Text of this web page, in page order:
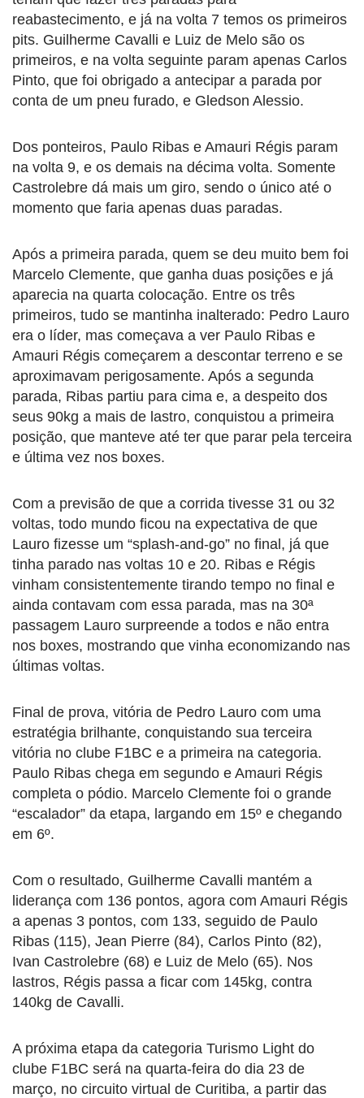
reabastecimento, e já na volta 7 temos os primeiros
pits. Guilherme Cavalli e Luiz de Melo são os
primeiros, e na volta seguinte param apenas Carlos
Pinto, que foi obrigado a antecipar a parada por
conta de um pneu furado, e Gledson Alessio.
Dos ponteiros, Paulo Ribas e Amauri Régis param
na volta 9, e os demais na décima volta. Somente
Castrolebre dá mais um giro, sendo o único até o
momento que faria apenas duas paradas.
Após a primeira parada, quem se deu muito bem foi
Marcelo Clemente, que ganha duas posições e já
aparecia na quarta colocação. Entre os três
primeiros, tudo se mantinha inalterado: Pedro Lauro
era o líder, mas começava a ver Paulo Ribas e
Amauri Régis começarem a descontar terreno e se
aproximavam perigosamente. Após a segunda
parada, Ribas partiu para cima e, a despeito dos
seus 90kg a mais de lastro, conquistou a primeira
posição, que manteve até ter que parar pela terceira
e última vez nos boxes.
Com a previsão de que a corrida tivesse 31 ou 32
voltas, todo mundo ficou na expectativa de que
Lauro fizesse um “splash-and-go” no final, já que
tinha parado nas voltas 10 e 20. Ribas e Régis
vinham consistentemente tirando tempo no final e
ainda contavam com essa parada, mas na 30ª
passagem Lauro surpreende a todos e não entra
nos boxes, mostrando que vinha economizando nas
últimas voltas.
Final de prova, vitória de Pedro Lauro com uma
estratégia brilhante, conquistando sua terceira
vitória no clube F1BC e a primeira na categoria.
Paulo Ribas chega em segundo e Amauri Régis
completa o pódio. Marcelo Clemente foi o grande
“escalador” da etapa, largando em 15º e chegando
em 6º.
Com o resultado, Guilherme Cavalli mantém a
liderança com 136 pontos, agora com Amauri Régis
a apenas 3 pontos, com 133, seguido de Paulo
Ribas (115), Jean Pierre (84), Carlos Pinto (82),
Ivan Castrolebre (68) e Luiz de Melo (65). Nos
lastros, Régis passa a ficar com 145kg, contra
140kg de Cavalli.
A próxima etapa da categoria Turismo Light do
clube F1BC será na quarta-feira do dia 23 de
março, no circuito virtual de Curitiba, a partir das